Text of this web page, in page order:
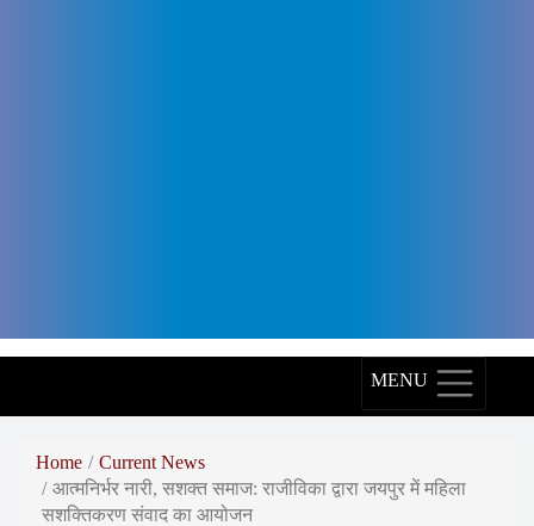
and
Arth
Group,
World
MENU
Home
Current News
आत्मनिर्भर नारी, सशक्त समाज: राजीविका द्वारा जयपुर में महिला
सशक्तिकरण संवाद का आयोजन